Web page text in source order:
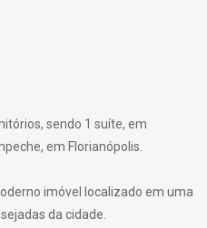
sendo 1 suíte, em
em Florianópolis.
imóvel localizado em uma
da cidade.